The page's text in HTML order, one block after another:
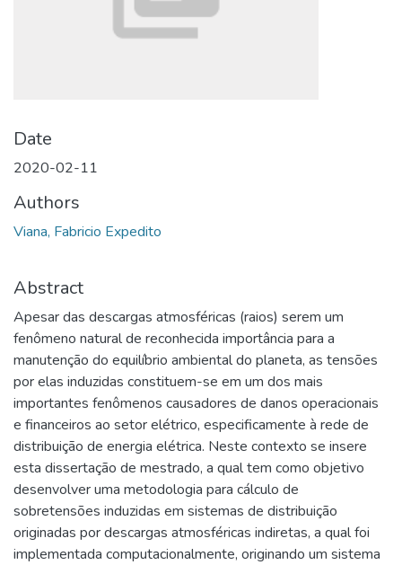
Date
2020-02-11
Authors
Viana, Fabricio Expedito
Abstract
Apesar das descargas atmosféricas (raios) serem um
fenômeno natural de reconhecida importância para a
manutenção do equilíbrio ambiental do planeta, as tensões
por elas induzidas constituem-se em um dos mais
importantes fenômenos causadores de danos operacionais
e financeiros ao setor elétrico, especificamente à rede de
distribuição de energia elétrica. Neste contexto se insere
esta dissertação de mestrado, a qual tem como objetivo
desenvolver uma metodologia para cálculo de
sobretensões induzidas em sistemas de distribuição
originadas por descargas atmosféricas indiretas, a qual foi
implementada computacionalmente, originando um sistema